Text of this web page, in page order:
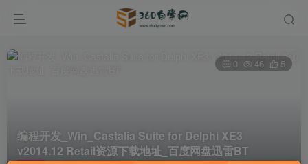
编程开发_Win_Castalia Suite for Delphi XE3
v2014.12 Retail资源下载地址_百度网盘迅雷BT
0 46 5